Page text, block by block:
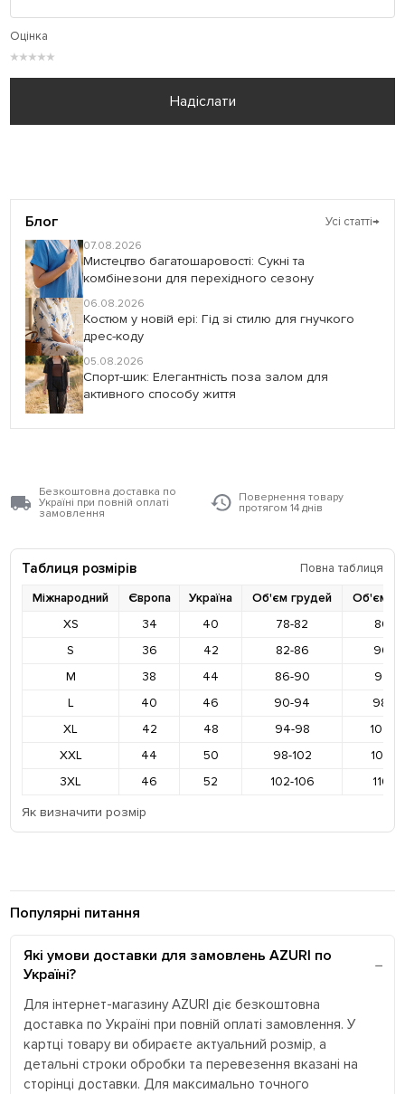
Оцінка
★
★
★
★
★
Надіслати
Блог Усі статті→
07.08.2026
Мистецтво багатошаровості: Сукні та
комбінезони для перехідного сезону
06.08.2026
Костюм у новій ері: Гід зі стилю для гнучкого
дрес-коду
05.08.2026
Спорт-шик: Елегантність поза залом для
активного способу життя
Безкоштовна доставка по
Україні при повній оплаті
замовлення
Повернення товару
протягом 14 днів
Таблиця розмірів
Повна таблиця
Міжнародний
Європа Україна Об'єм грудей
Об'єм
XS
34 40 78-82
86-
S
36 42 82-86
90-
M
38 44 86-90
94-
L
40 46 90-94
98-
XL
42 48 94-98
102-
XXL
44 50 98-102
106-
3XL
46 52 102-106
110-
Як визначити розмір
Популярні питання
Які умови доставки для замовлень AZURI по
Україні?
Для інтернет-магазину AZURI діє безкоштовна
доставка по Україні при повній оплаті замовлення. У
картці товару ви обираєте актуальний розмір, а
детальні строки обробки та перевезення вказані на
сторінці доставки. Для максимально точного